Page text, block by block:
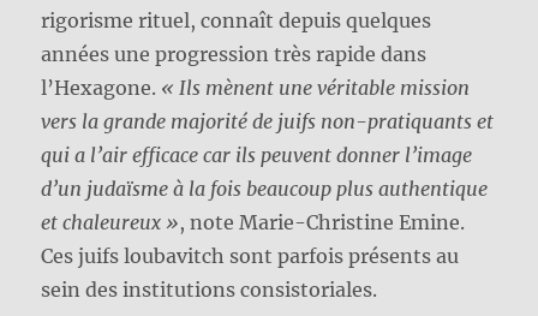
rigorisme rituel, connaît depuis quelques
années une progression très rapide dans
l’Hexagone. « Ils mènent une véritable mission
vers la grande majorité de juifs non-pratiquants et
qui a l’air efficace car ils peuvent donner l’image
d’un judaïsme à la fois beaucoup plus authentique
et chaleureux », note Marie-Christine Emine.
Ces juifs loubavitch sont parfois présents au
sein des institutions consistoriales.